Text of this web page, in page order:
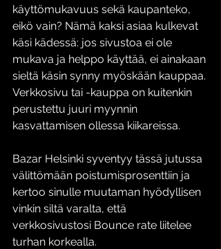
käyttömukavuus sekä kaupanteko,
eikö vain? Nämä kaksi asiaa kulkevat
käsi kädessä: jos sivustoa ei ole
mukava ja helppo käyttää, ei ainakaan
sieltä käsin synny myöskään kauppaa.
Verkkosivu tai -kauppa on kuitenkin
perustettu juuri myynnin
kasvattamisen ollessa kiikareissa.
Bazar Helsinki syventyy tässä jutussa
välittömään poistumisprosenttiin ja
kertoo sinulle muutaman hyödyllisen
vinkin siltä varalta, että
verkkosivustosi Bounce rate liitelee
turhan korkealla.